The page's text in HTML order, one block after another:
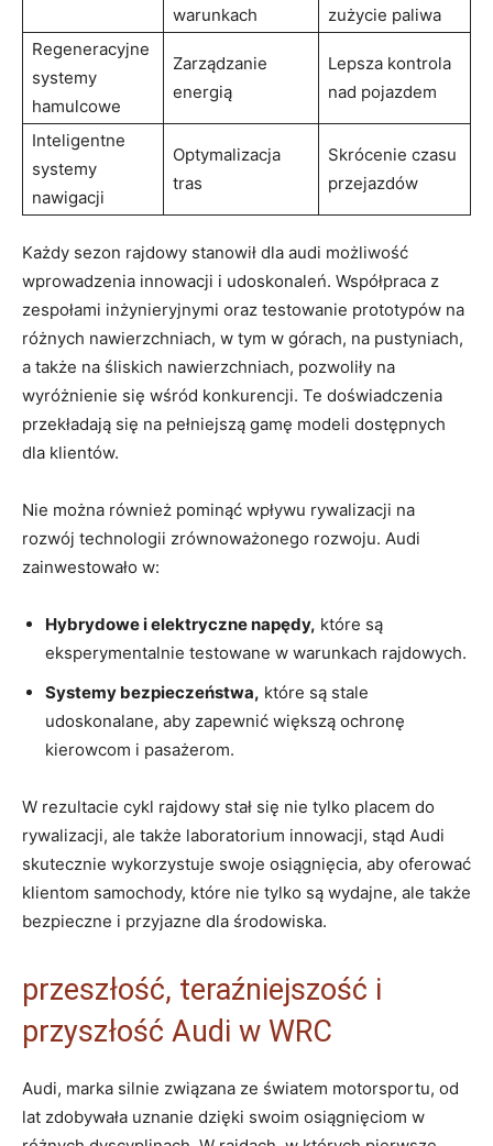
warunkach
zużycie paliwa
Regeneracyjne
systemy
hamulcowe
Zarządzanie
energią
Lepsza kontrola
nad pojazdem
Inteligentne
systemy
nawigacji
Optymalizacja
tras
Skrócenie czasu
przejazdów
Każdy sezon rajdowy stanowił dla audi możliwość
wprowadzenia innowacji i udoskonaleń. Współpraca z
zespołami inżynieryjnymi oraz testowanie prototypów na
różnych nawierzchniach, w tym w górach, na pustyniach,
a także na śliskich nawierzchniach, pozwoliły na
wyróżnienie się wśród konkurencji. Te doświadczenia
przekładają się na pełniejszą gamę modeli dostępnych
dla klientów.
Nie można również pominąć wpływu rywalizacji na
rozwój technologii zrównoważonego rozwoju. Audi
zainwestowało w:
Hybrydowe i elektryczne napędy, które są
eksperymentalnie testowane w warunkach rajdowych.
Systemy bezpieczeństwa, które są stale
udoskonalane, aby zapewnić większą ochronę
kierowcom i pasażerom.
W rezultacie cykl rajdowy stał się nie tylko placem do
rywalizacji, ale także laboratorium innowacji, stąd Audi
skutecznie wykorzystuje swoje osiągnięcia, aby oferować
klientom samochody, które nie tylko są wydajne, ale także
bezpieczne i przyjazne dla środowiska.
przeszłość, teraźniejszość i
przyszłość Audi w WRC
Audi, marka silnie związana ze światem motorsportu, od
lat zdobywała uznanie dzięki swoim osiągnięciom w